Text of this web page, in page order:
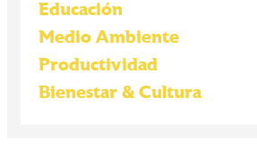
Educación
Medio Ambiente
Productividad
Bienestar & Cultura